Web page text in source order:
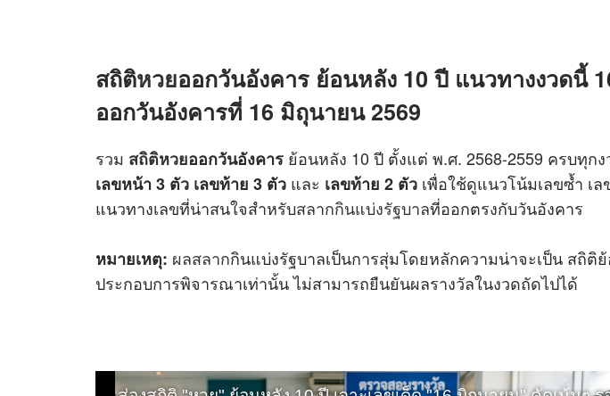
สถิติหวยออกวันอังคาร ย้อนหลัง 10 ปี แนวทางงวดนี้
ออกวันอังคารที่ 16 มิถุนายน 2569
รวม สถิติหวยออกวันอังคาร ย้อนหลัง 10 ปี ตั้งแต่ พ.ศ. 2568-2559 ครบทุกง
เลขหน้า 3 ตัว เลขท้าย 3 ตัว และ เลขท้าย 2 ตัว เพื่อใช้ดูแนวโน้มเลขซ้ำ เ
แนวทางเลขที่น่าสนใจสำหรับสลากกินแบ่งรัฐบาลที่ออกตรงกับวันอังคาร
หมายเหตุ: ผลสลากกินแบ่งรัฐบาลเป็นการสุ่มโดยหลักความน่าจะเป็น สถิติ
ประกอบการพิจารณาเท่านั้น ไม่สามารถยืนยันผลรางวัลในงวดถัดไปได้